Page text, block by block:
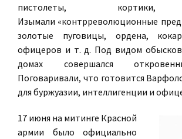
пистолеты, кортики,
Изымали «контрреволюционные
золотые пуговицы, ордена,
офицеров и т. д. Под видом
домах совершался
Поговаривали, что готовится
для буржуазии, интеллигенции и
17 июня на митинге Красной
армии было официально